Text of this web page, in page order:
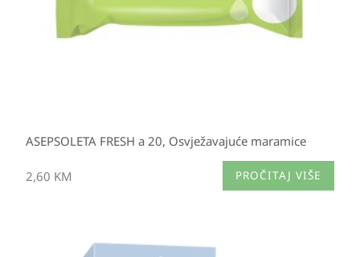
ASEPSOLETA FRESH a 20, Osvježavajuće maramice
2,60 KM PROČITAJ VIŠE